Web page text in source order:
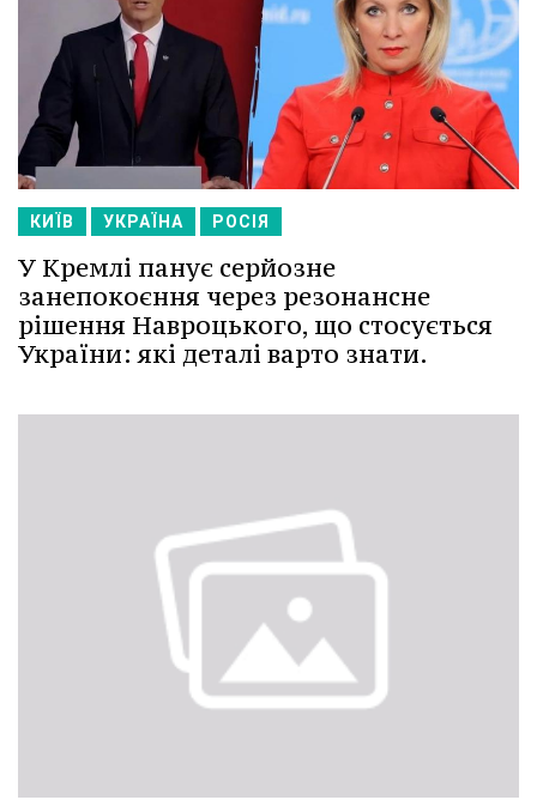
КИЇВ УКРАЇНА РОСІЯ
У Кремлі панує серйозне
занепокоєння через резонансне
рішення Навроцького, що стосується
України: які деталі варто знати.